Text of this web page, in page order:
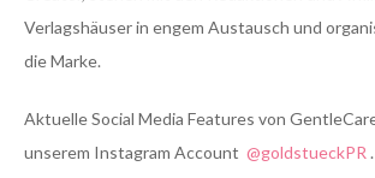
Verlagshäuser in engem Austausch und
die Marke.
Aktuelle Social Media Features von
unserem Instagram Account @goldstueckPR .